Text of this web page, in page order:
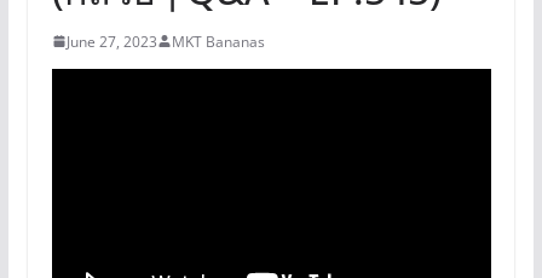
June 27, 2023 MKT Bananas